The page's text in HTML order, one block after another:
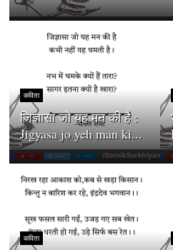
कविता
जिज्ञासा जो यह मन की है :
Jigyasa jo yeh man ki...
कविता